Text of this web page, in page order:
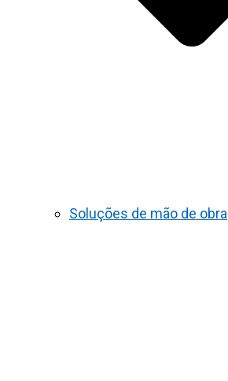
Soluções de mão de obra